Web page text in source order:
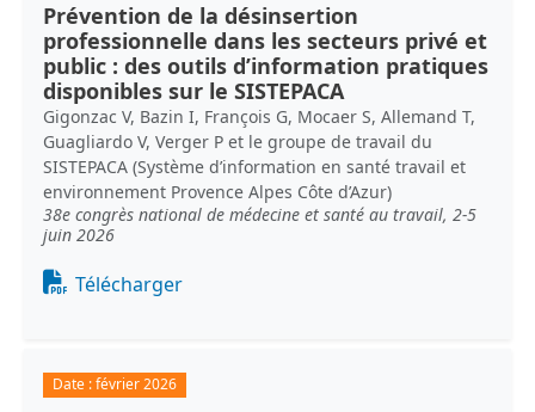
Prévention de la désinsertion
professionnelle dans les secteurs privé et
public : des outils d’information pratiques
disponibles sur le SISTEPACA
Gigonzac V, Bazin I, François G, Mocaer S, Allemand T,
Guagliardo V, Verger P et le groupe de travail du
SISTEPACA (Système d’information en santé travail et
environnement Provence Alpes Côte d’Azur)
38e congrès national de médecine et santé au travail, 2-5
juin 2026
Document
Télécharger
Date :février 2026